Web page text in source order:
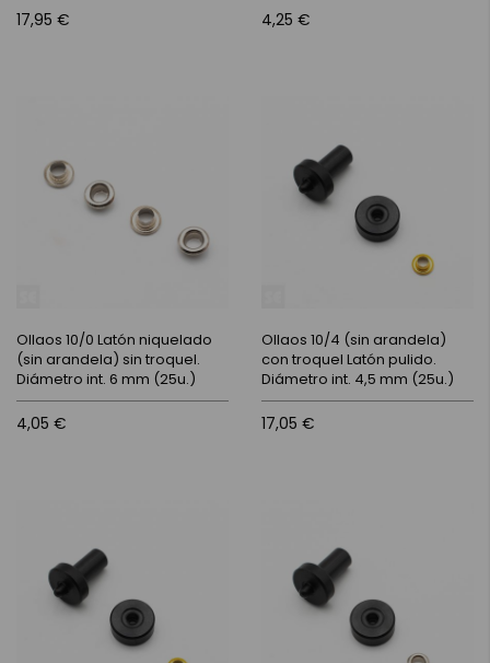
17,95 € 4,25 €
Ollaos 10/0 Latón niquelado
(sin arandela) sin troquel.
Diámetro int. 6 mm (25u.)
4,05 €
Ollaos 10/4 (sin arandela)
con troquel Latón pulido.
Diámetro int. 4,5 mm (25u.)
17,05 €